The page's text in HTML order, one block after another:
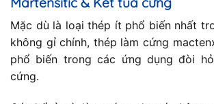
Mặc dù là loại thép ít phổ biến nhất
không gỉ chính, thép làm cứng
phổ biến trong các ứng dụng đòi
cứng.